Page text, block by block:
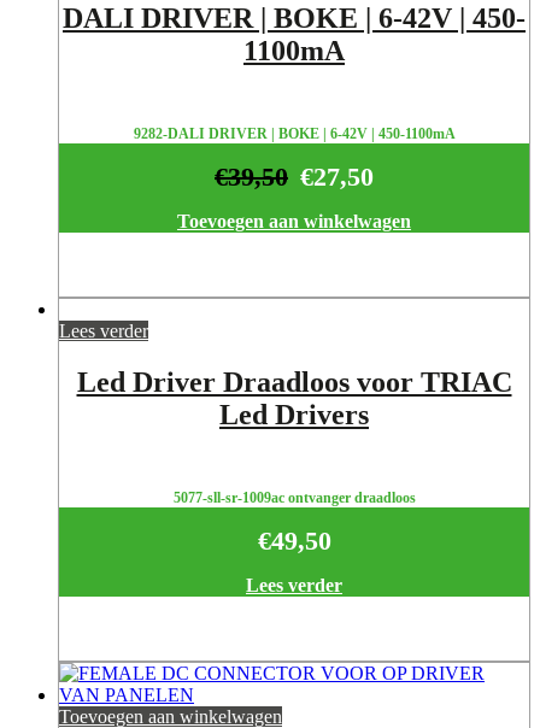
DALI DRIVER | BOKE | 6-42V | 450-
1100mA
9282-DALI DRIVER | BOKE | 6-42V | 450-1100mA
€27,50
€39,50
Toevoegen aan winkelwagen
Lees verder
Led Driver Draadloos voor TRIAC
Led Drivers
5077-sll-sr-1009ac ontvanger draadloos
€49,50
Lees verder
Toevoegen aan winkelwagen